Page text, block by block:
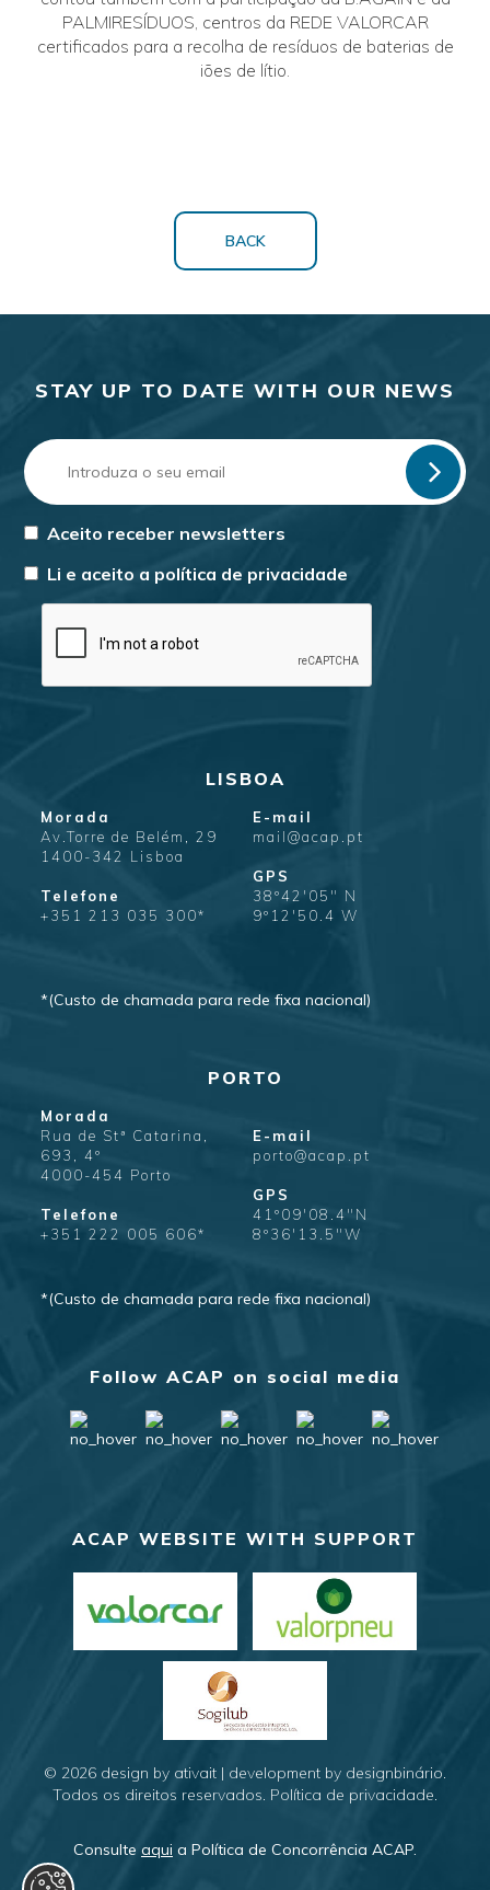
PALMIRESÍDUOS, centros da REDE VALORCAR
certificados para a recolha de resíduos de baterias de
iões de lítio.
BACK
STAY UP TO DATE WITH OUR NEWS
Aceito receber newsletters
Li e aceito a política de privacidade
LISBOA
Morada
Av.Torre de Belém, 29
1400-342 Lisboa
Telefone
+351 213 035 300*
E-mail
mail@acap.pt
GPS
38º42'05" N
9º12'50.4 W
*(Custo de chamada para rede fixa nacional)
PORTO
Morada
Rua de Stª Catarina,
693, 4º
4000-454 Porto
Telefone
+351 222 005 606*
E-mail
porto@acap.pt
GPS
41º09'08.4"N
8º36'13.5"W
*(Custo de chamada para rede fixa nacional)
Follow ACAP on social media
ACAP WEBSITE WITH SUPPORT
© 2026 design by ativait | development by designbinário.
Todos os direitos reservados. Política de privacidade.
Consulte aqui a Política de Concorrência ACAP.